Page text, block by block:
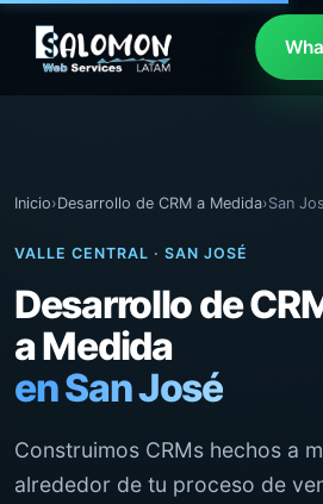
Inicio›Desarrollo de CRM a Medida›San
VALLE CENTRAL · SAN JOSÉ
Desarrollo de
a Medida
en San José
Construimos CRMs hechos a
alrededor de tu proceso de